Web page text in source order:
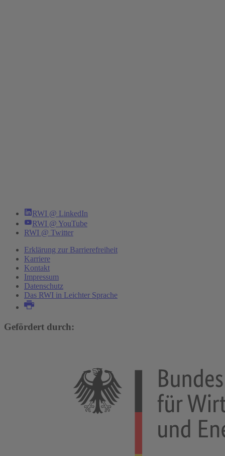
RWI @ LinkedIn
RWI @ YouTube
RWI @ Twitter
Erklärung zur Barrierefreiheit
Karriere
Kontakt
Impressum
Datenschutz
Das RWI in Leichter Sprache
Gefördert durch: